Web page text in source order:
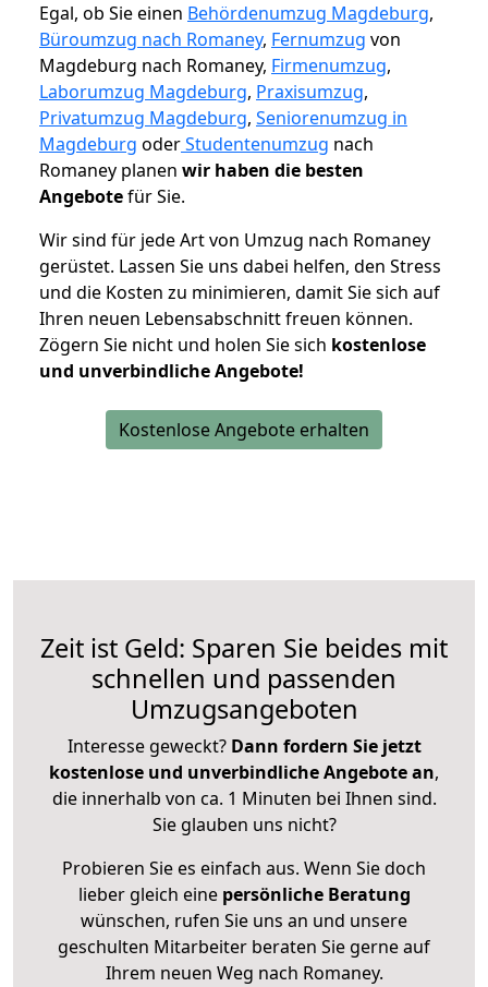
Egal, ob Sie einen Behördenumzug Magdeburg,
Büroumzug nach Romaney, Fernumzug von
Magdeburg nach Romaney, Firmenumzug,
Laborumzug Magdeburg, Praxisumzug,
Privatumzug Magdeburg, Seniorenumzug in
Magdeburg oderStudentenumzug nach
Romaney planen wir haben die besten
Angebotefür Sie.
Wir sind für jede Art von Umzug nach Romaney
gerüstet. Lassen Sie uns dabei helfen, den Stress
und die Kosten zu minimieren, damit Sie sich auf
Ihren neuen Lebensabschnitt freuen können.
Zögern Sie nicht und holen Sie sich kostenlose
und unverbindliche Angebote!
Kostenlose Angebote erhalten
Zeit ist Geld: Sparen Sie beides mit
schnellen und passenden
Umzugsangeboten
Interesse geweckt? Dann fordern Sie jetzt
kostenlose und unverbindliche Angebote an,
die innerhalb von ca. 1 Minuten bei Ihnen sind.
Sie glauben uns nicht?
Probieren Sie es einfach aus. Wenn Sie doch
lieber gleich eine persönliche Beratung
wünschen, rufen Sie uns an und unsere
geschulten Mitarbeiter beraten Sie gerne auf
Ihrem neuen Weg nach Romaney.